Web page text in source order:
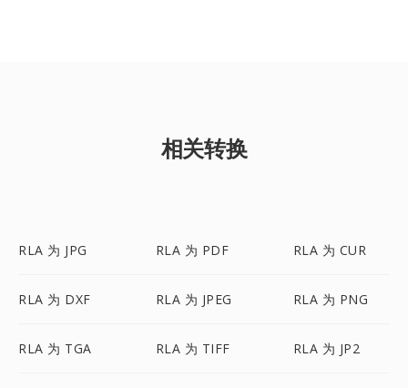
相关转换
RLA 为 JPG RLA 为 PDF RLA 为 CUR
RLA 为 DXF RLA 为 JPEG RLA 为 PNG
RLA 为 TGA RLA 为 TIFF RLA 为 JP2